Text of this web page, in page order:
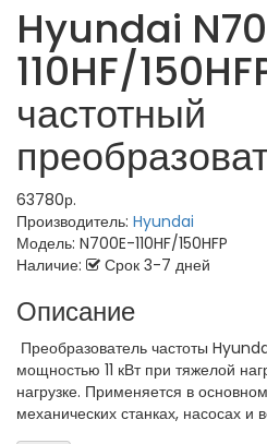
Hyundai
110HF/
частотный
63780р.
Производитель: Hyundai
Модель: N700E-110HF/150HFP
Наличие:
Срок 3-7 дней
Описание
Преобразователь частоты
мощностью 11 кВт при тяжелой
нагрузке. Применяется в
механических станках, насосах и